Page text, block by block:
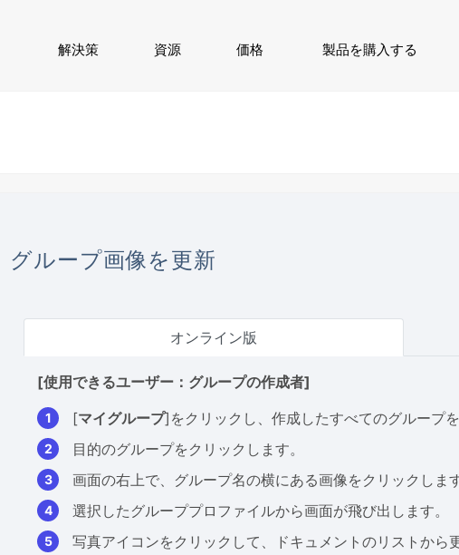
解決策 資源 価格 製品を購入する
グループ画像を更新
オンライン版
[使用できるユーザー：グループの作成者]
[マイグループ]をクリックし、作成したすべてのグループを
目的のグループをクリックします。
画面の右上で、グループ名の横にある画像をクリックします
選択したグループプロファイルから画面が飛び出します。
写真アイコンをクリックして、ドキュメントのリストから